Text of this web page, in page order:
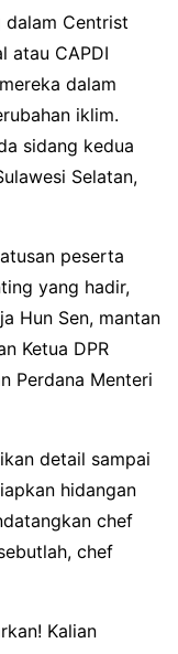
Centrist
atau CAPDI
dalam
iklim.
sidang kedua
Selatan,
peserta
yang hadir,
Hun Sen, mantan
Ketua DPR
Perdana Menteri
detail sampai
hidangan
chef
chef
Kalian